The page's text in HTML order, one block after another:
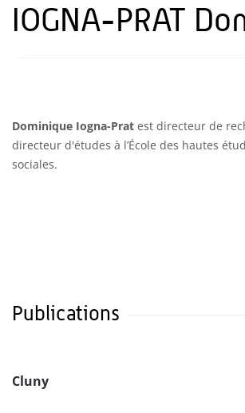
IOGNA-PRAT
Dominique Iogna-Prat est directeur de
directeur d'études à l’École des hautes
sociales.
Publications
Cluny